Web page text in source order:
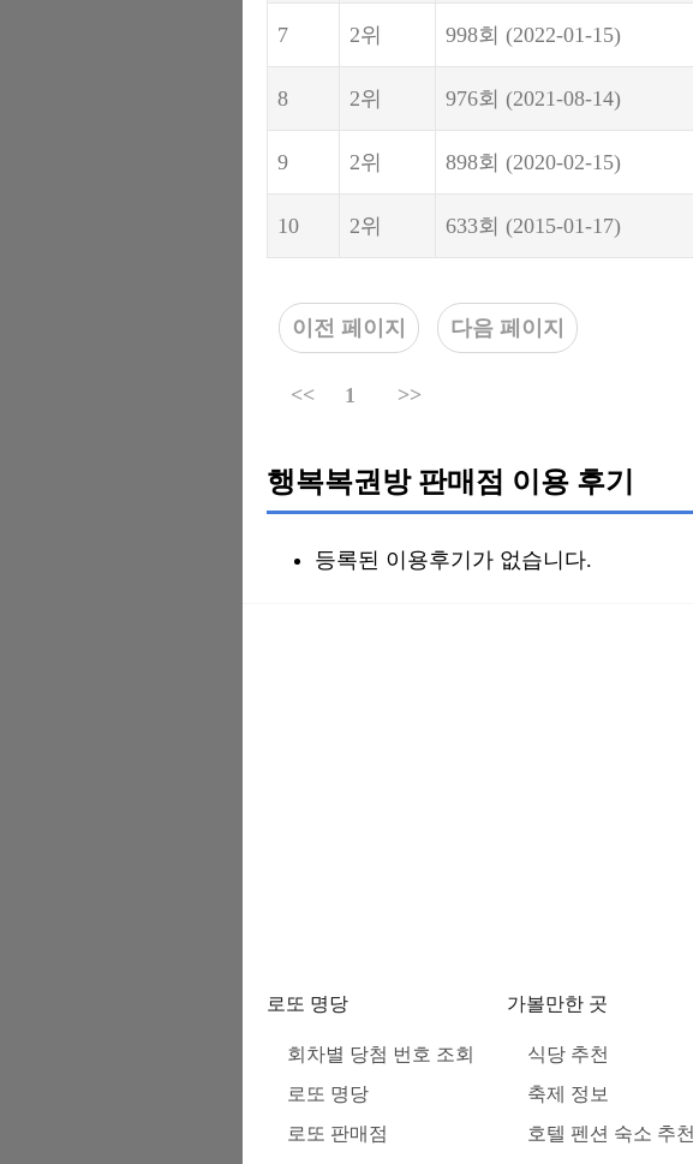
7 2위 998회 (2022-01-15)
8 2위 976회 (2021-08-14)
9 2위 898회 (2020-02-15)
10 2위 633회 (2015-01-17)
이전 페이지 다음 페이지
<< 1 >>
행복복권방 판매점 이용 후기
등록된 이용후기가 없습니다.
로또 명당
회차별 당첨 번호 조회
로또 명당
로또 판매점
가볼만한 곳
식당 추천
축제 정보
호텔 펜션 숙소 추천